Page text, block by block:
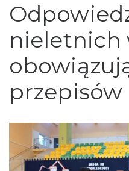
nieletnich
przepisów